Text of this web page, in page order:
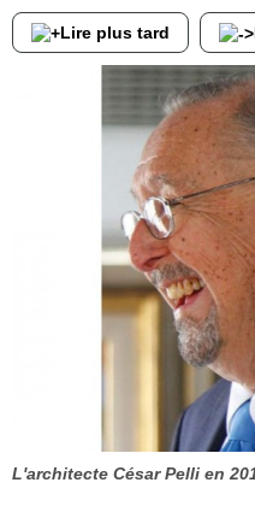
Lire plus tard
L'architecte César Pelli en